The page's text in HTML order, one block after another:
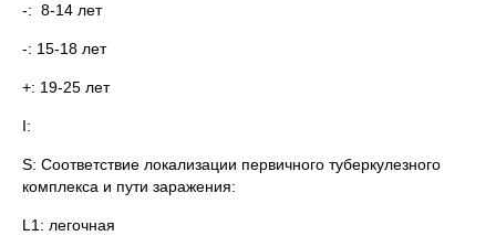
-: 8-14 лет
-: 15-18 лет
+: 19-25 лет
I:
S: Соответствие локализации первичного туберкулезного
комплекса и пути заражения:
L1: легочная